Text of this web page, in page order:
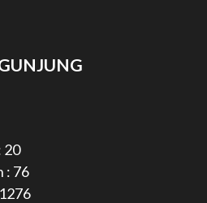
20
: 76